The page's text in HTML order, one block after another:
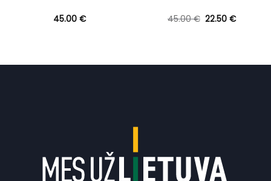
45.00 € 45.00€ Original
22.50€Current